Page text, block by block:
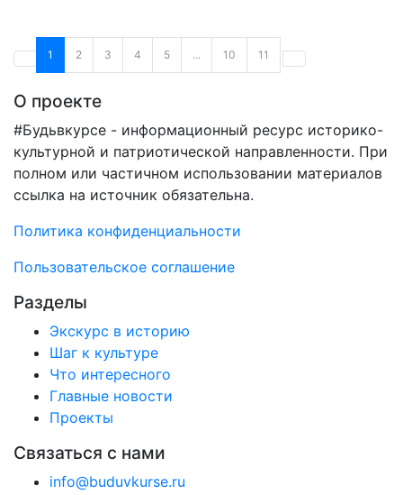
1 2 3 4 5 ... 10 11
О проекте
#Будьвкурсе - информационный ресурс историко-
культурной и патриотической направленности. При
полном или частичном использовании материалов
ссылка на источник обязательна.
Политика конфиденциальности
Пользовательское соглашение
Разделы
Экскурс в историю
Шаг к культуре
Что интересного
Главные новости
Проекты
Связаться с нами
info@buduvkurse.ru